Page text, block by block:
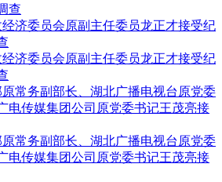
查
济委员会原副主任委员龙正才接受纪
济委员会原副主任委员龙正才接受纪
常务副部长、湖北广播电视台原党委
电传媒集团公司原党委书记王茂亮接
常务副部长、湖北广播电视台原党委
电传媒集团公司原党委书记王茂亮接